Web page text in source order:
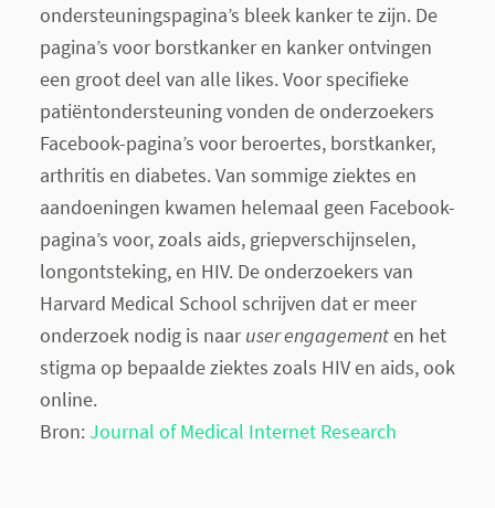
ondersteuningspagina’s bleek kanker te zijn. De
pagina’s voor borstkanker en kanker ontvingen
een groot deel van alle likes. Voor specifieke
patiëntondersteuning vonden de onderzoekers
Facebook-pagina’s voor beroertes, borstkanker,
arthritis en diabetes. Van sommige ziektes en
aandoeningen kwamen helemaal geen Facebook-
pagina’s voor, zoals aids, griepverschijnselen,
longontsteking, en HIV. De onderzoekers van
Harvard Medical School schrijven dat er meer
onderzoek nodig is naaruser engagementen het
stigma op bepaalde ziektes zoals HIV en aids, ook
online.
Bron:Journal of Medical Internet Research